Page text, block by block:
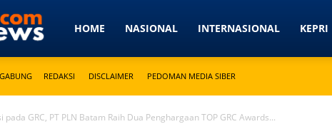
Detikkeprinews.com
HOME NASIONAL INTERNASIONAL KEPRI
REDAKSI DISCLAIMER PEDOMAN MEDIA SIBER
pada GRC, PT PLN Batam Raih Dua Penghargaan TOP GRC Awards...